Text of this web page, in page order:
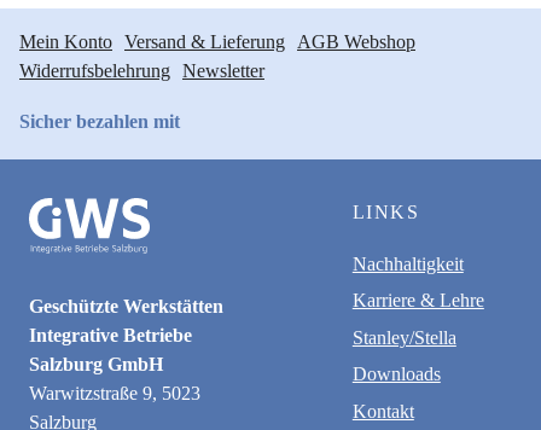
Mein Konto Versand & Lieferung
AGB Webshop
Widerrufsbelehrung Newsletter
Sicher bezahlen mit
Geschützte Werkstätten
Integrative Betriebe
Salzburg GmbH
Warwitzstraße 9, 5023
Salzburg
LINKS
Nachhaltigkeit
Karriere & Lehre
Stanley/Stella
Downloads
Kontakt